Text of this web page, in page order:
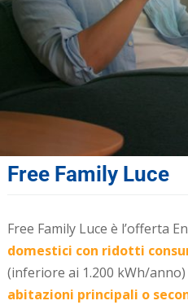
Free Family Luce
Free Family Luce è l’offerta
domestici con ridotti
(inferiore ai 1.200 kWh/
abitazioni principali o